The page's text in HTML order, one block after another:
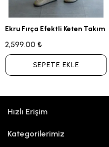
Ekru Fırça Efektli Keten Takım
2,599.00 ₺
SEPETE EKLE
Hızlı Erişim
Kategorilerimiz